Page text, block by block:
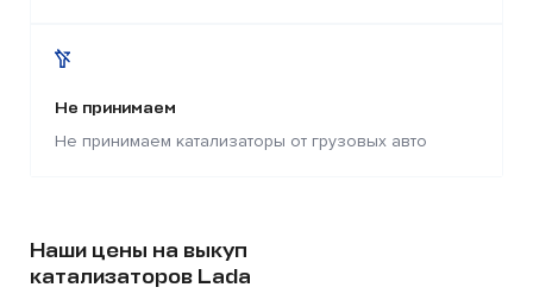
Не принимаем
Не принимаем катализаторы от грузовых авто
Наши цены на выкуп
катализаторов Lada